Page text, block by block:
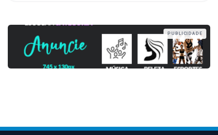
PUBLICIDADE